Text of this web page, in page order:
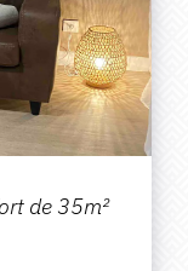
de 35m²